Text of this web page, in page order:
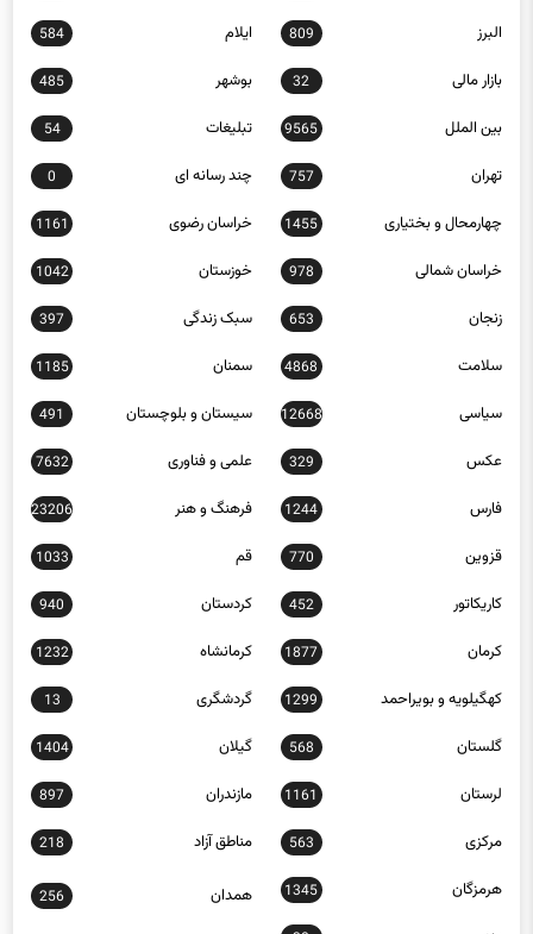
البرز 809 ایلام 584
بازار مالی 32 بوشهر 485
بین الملل 9565 تبلیغات 54
تهران 757 چند رسانه ای 0
چهارمحال و بختیاری 1455 خراسان رضوی 1161
خراسان شمالی 978 خوزستان 1042
زنجان 653 سبک زندگی 397
سلامت 4868 سمنان 1185
سیاسی 12668 سیستان و بلوچستان 491
عکس 329 علمی و فناوری 7632
فارس 1244 فرهنگ و هنر 23206
قزوین 770 قم 1033
کاریکاتور 452 کردستان 940
کرمان 1877 کرمانشاه 1232
کهگیلویه و بویراحمد 1299 گردشگری 13
گلستان 568 گیلان 1404
لرستان 1161 مازندران 897
مرکزی 563 مناطق آزاد 218
هرمزگان 1345 همدان 256